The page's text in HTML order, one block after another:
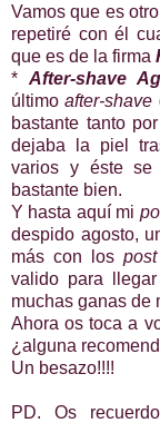
Vamos que es
repetiré con él
que es de la firma
* After-shave
últimoafter-shave
bastante tanto
dejaba la piel
varios y éste se
bastante bien.
Y hasta aquí mi
despido agosto,
más con los post
valido para
muchas ganas de
Ahora os toca a
¿alguna
Un besazo!!!!
PD. Os